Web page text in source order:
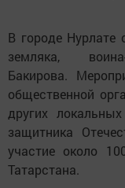
В городе Нурлате
земляка,
Бакирова.
общественной
других
защитника
участие около
Татарстана.